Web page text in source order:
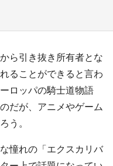
ら引き抜き所有者とな
ることができると言わ
ロッパの騎士道物語
だが、アニメやゲーム
う。
憧れの「エクスカリバ